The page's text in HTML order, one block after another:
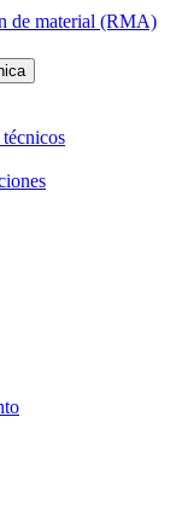
de material (RMA)